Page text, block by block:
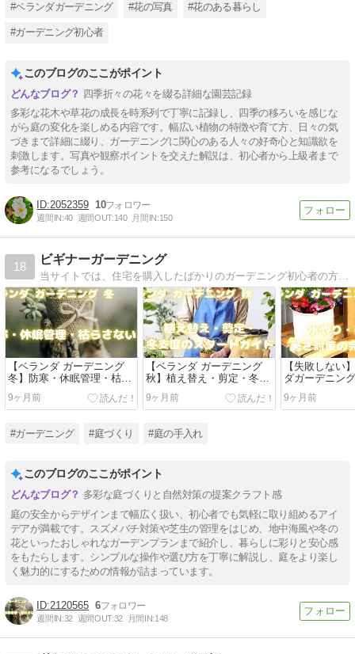
#ベランダガーデニング #花の写真 #花のある暮らし
#ガーデニング初心者
このブログのここがポイント
四季折々の花々を綴る詳細な園芸記録
多彩な花木や草花の成長を時系列で丁寧に記録し、四季の移ろいを感じな
がら庭の変化を楽しめる内容です。幅広い植物の特徴や育て方、日々の気
づきまで詳細に綴り、ガーデニングに関心のある人々の好奇心と知識欲を
刺激します。写真や観察ポイントを交えた解説は、初心者から上級者まで
参考になるでしょう。
2052359 10
週間IN:40 週間OUT:140 月間IN:150
18
ビギナーガーデニング
当サイトでは、住宅を購入したばかりのガーデニング初心者の方に向けて、ガーデニング（エクステリア・剪定・砂利敷き等）の基礎知識や知って得する情報を提供しています。
【ベランダ ガーデニング
冬】防寒・休眠管理・枯ら
さない工夫
9ヶ月前
【ベランダ ガーデニング
秋】植え替え・剪定・冬支
度のスタートガイド
9ヶ月前
【失敗しない
ダガーデニン
ド：水やり・
策・おすすめ
9ヶ月前
#ガーデニング #庭づくり #庭の手入れ
このブログのここがポイント
多彩な庭づくりと自然対策の提案クラフト感
庭の安全からデザインまで幅広く扱い、初心者でも気軽に取り組めるアイ
デアが満載です。スズメバチ対策や芝生の管理をはじめ、地中海風や冬の
花といったおしゃれなガーデンプランまで紹介し、暮らしに彩りと安心感
をもたらします。シンプルな操作や選び方を丁寧に解説し、庭をより楽し
く魅力的にするための情報が詰まっています。
2120565 6
週間IN:32 週間OUT:32 月間IN:148